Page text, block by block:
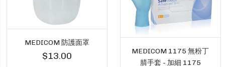
MEDICOM 防護面罩
$13.00
MEDICOM 1175 無粉丁
腈手套 - 加細 1175